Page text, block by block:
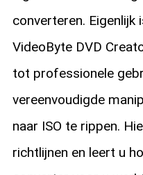
converteren. Eigenlijk
VideoByte DVD
tot professionele
vereenvoudigde
naar ISO te rippen.
richtlijnen en leert u